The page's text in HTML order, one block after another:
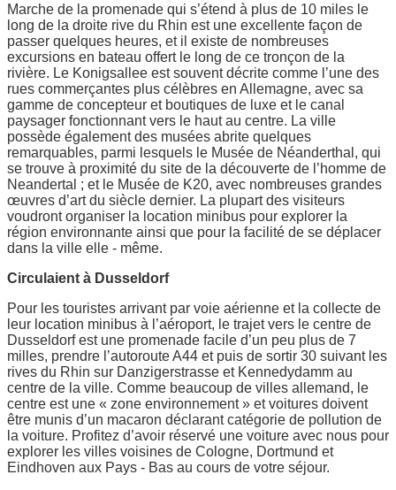
Marche de la promenade qui s’étend à plus de 10 miles le
long de la droite rive du Rhin est une excellente façon de
passer quelques heures, et il existe de nombreuses
excursions en bateau offert le long de ce tronçon de la
rivière. Le Konigsallee est souvent décrite comme l’une des
rues commerçantes plus célèbres en Allemagne, avec sa
gamme de concepteur et boutiques de luxe et le canal
paysager fonctionnant vers le haut au centre. La ville
possède également des musées abrite quelques
remarquables, parmi lesquels le Musée de Néanderthal, qui
se trouve à proximité du site de la découverte de l’homme de
Neandertal ; et le Musée de K20, avec nombreuses grandes
œuvres d’art du siècle dernier. La plupart des visiteurs
voudront organiser la location minibus pour explorer la
région environnante ainsi que pour la facilité de se déplacer
dans la ville elle - même.
Circulaient à Dusseldorf
Pour les touristes arrivant par voie aérienne et la collecte de
leur location minibus à l’aéroport, le trajet vers le centre de
Dusseldorf est une promenade facile d’un peu plus de 7
milles, prendre l’autoroute A44 et puis de sortir 30 suivant les
rives du Rhin sur Danzigerstrasse et Kennedydamm au
centre de la ville. Comme beaucoup de villes allemand, le
centre est une « zone environnement » et voitures doivent
être munis d’un macaron déclarant catégorie de pollution de
la voiture. Profitez d’avoir réservé une voiture avec nous pour
explorer les villes voisines de Cologne, Dortmund et
Eindhoven aux Pays - Bas au cours de votre séjour.